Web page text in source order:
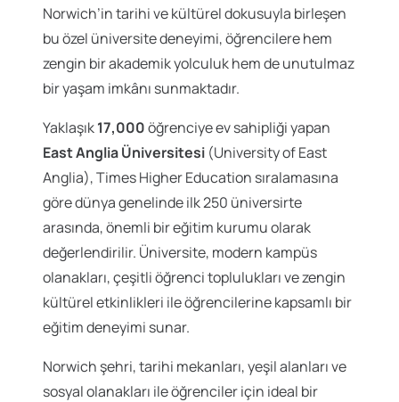
Norwich’in tarihi ve kültürel dokusuyla birleşen
bu özel üniversite deneyimi, öğrencilere hem
zengin bir akademik yolculuk hem de unutulmaz
bir yaşam imkânı sunmaktadır.
Yaklaşık17,000öğrenciye ev sahipliği yapan
East Anglia Üniversitesi (University of East
Anglia), Times Higher Education sıralamasına
göre dünya genelinde ilk 250 üniversirte
arasında, önemli bir eğitim kurumu olarak
değerlendirilir. Üniversite, modern kampüs
olanakları, çeşitli öğrenci toplulukları ve zengin
kültürel etkinlikleri ile öğrencilerine kapsamlı bir
eğitim deneyimi sunar.
Norwich şehri, tarihi mekanları, yeşil alanları ve
sosyal olanakları ile öğrenciler için ideal bir